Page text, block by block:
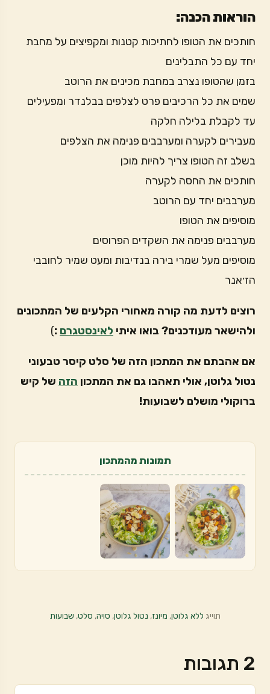
הוראות הכנה:
חותכים את הטופו לחתיכות קטנות ומקפיצים על מחבת
יחד עם כל התבלינים
בזמן שהטופו נצרב במחבת מכינים את הרוטב
שמים את כל הרכיבים פרט לצלפים בבלנדר ומפעילים
עד לקבלת בלילה חלקה
מעבירים לקערה ומערבבים פנימה את הצלפים
בשלב זה הטופו צריך להיות מוכן
חותכים את החסה לקערה
מערבבים יחד עם הרוטב
מוסיפים את הטופו
מערבבים פנימה את השקדים הפרוסים
מוסיפים מעל שמרי בירה בנדיבות ומעט שמיר לחובבי
הז׳אנר
רוצים לדעת מה קורה מאחורי הקלעים של המתכונים
ולהישאר מעודכנים? בואו איתי לאינסטגרם :
)
אם אהבתם את המתכון הזה של סלט קיסר טבעוני
נטול גלוטן, אולי תאהבו גם את המתכון הזה של קיש
ברוקולי מושלם לשבועות!
תמונות מהמתכון
תוייג ללא גלוטן, מיונז, נטול גלוטן, סויה, סלט, שבועות
2 תגובות